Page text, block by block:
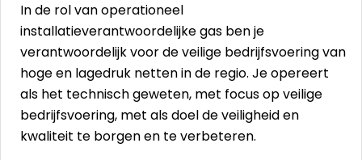
In de rol van operationeel
installatieverantwoordelijke gas ben je
verantwoordelijk voor de veilige bedrijfsvoering van
hoge en lagedruk netten in de regio. Je opereert
als het technisch geweten, met focus op veilige
bedrijfsvoering, met als doel de veiligheid en
kwaliteit te borgen en te verbeteren.